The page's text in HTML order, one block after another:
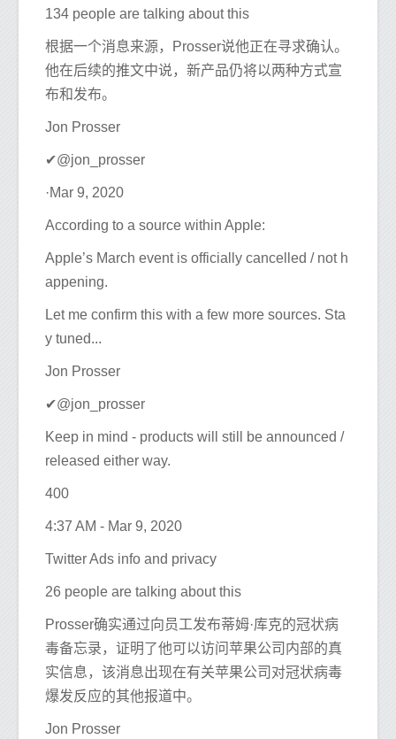
134 people are talking about this
根据一个消息来源，Prosser说他正在寻求确认。
他在后续的推文中说，新产品仍将以两种方式宣
布和发布。
Jon Prosser
✔@jon_prosser
·Mar 9, 2020
According to a source within Apple:
Apple’s March event is officially cancelled / not h
appening.
Let me confirm this with a few more sources. Sta
y tuned...
Jon Prosser
✔@jon_prosser
Keep in mind - products will still be announced /
released either way.
400
4:37 AM - Mar 9, 2020
Twitter Ads info and privacy
26 people are talking about this
Prosser确实通过向员工发布蒂姆·库克的冠状病
毒备忘录，证明了他可以访问苹果公司内部的真
实信息，该消息出现在有关苹果公司对冠状病毒
爆发反应的其他报道中。
Jon Prosser